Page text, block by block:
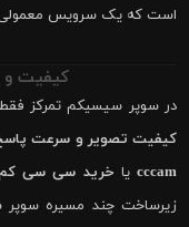
است که یک سرویس معمولی
کیفیت و
در سوپر سیسیکم تمرکز فقط
کیفیت تصویر و سرعت
cccam یا خرید سی سی
زیرساخت چند مسیره